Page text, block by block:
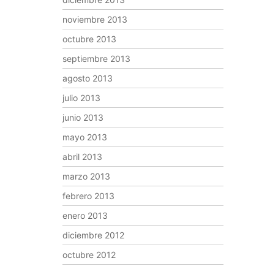
noviembre 2013
octubre 2013
septiembre 2013
agosto 2013
julio 2013
junio 2013
mayo 2013
abril 2013
marzo 2013
febrero 2013
enero 2013
diciembre 2012
octubre 2012